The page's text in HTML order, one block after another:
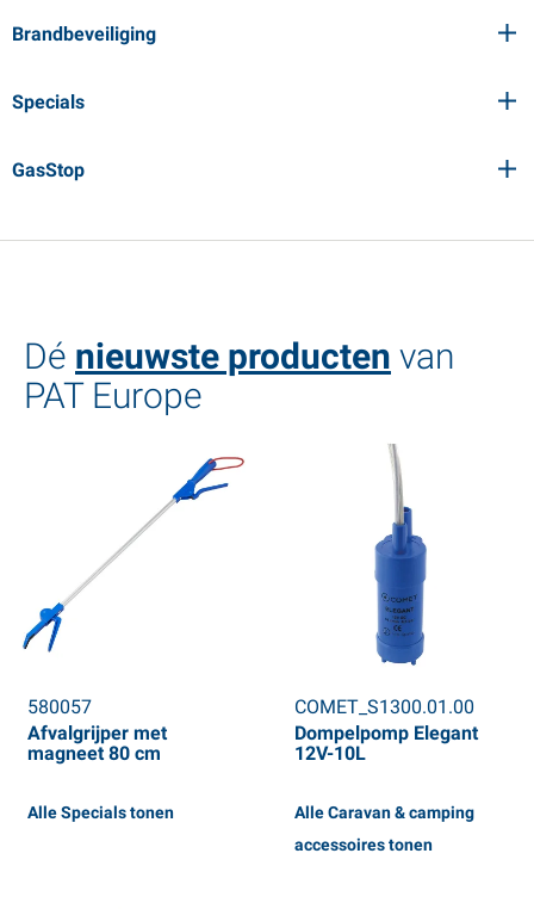
Brandbeveiliging
Specials
GasStop
Dé nieuwste producten van
PAT Europe
580057
Afvalgrijper met
magneet 80 cm
Alle Specials tonen
COMET_S1300.01.00
Dompelpomp Elegant
12V-10L
Alle Caravan & camping
accessoires tonen